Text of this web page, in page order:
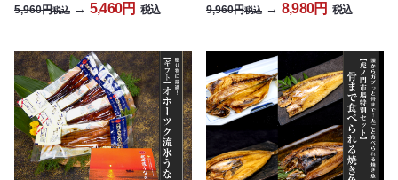
5,960円税込 → 5,460円 税込 9,960円税込 → 8,980円 税込